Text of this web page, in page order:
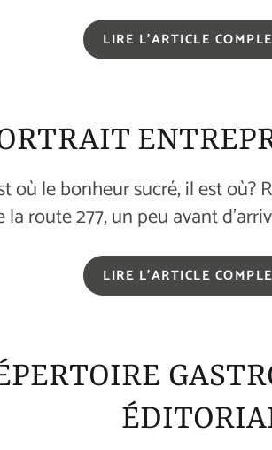
LIRE L'ARTICLE
où le bonheur sucré, il est où?
la route 277, un peu avant
LIRE L'ARTICLE